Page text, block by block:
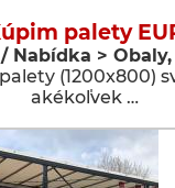
palety
Nabídka >
(1200x800)
akékoľvek …